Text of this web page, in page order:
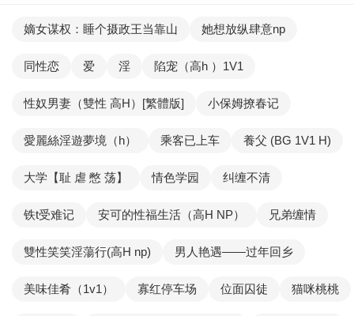
嫡女谋权：睡个摄政王当靠山 她想放纵肆意np
同性恋 爱 淫 陷宠（高h ）1V1
性奴男妻（雙性 高H）[繁體版] 小保姆撩春记
愛麗絲淫遊夢境（h） 乘客已上车 養父 (BG 1V1 H)
大学【耻 虐 憋 荡】 情色学园 纠缠不清
铁t受难记 安可的性福生活（高H NP） 兄弟缠情
雙性笑笑淫蕩行(高H np) 男人艳遇——过年回乡
美味佳肴（1v1） 寡红停车场 位面囚徒 猫咪桃桃